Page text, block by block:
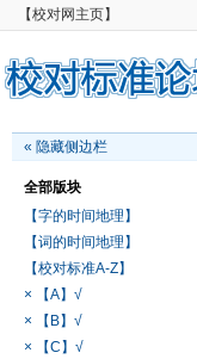
【校对网主页】
« 隐藏侧边栏
全部版块
【字的时间地理】
【词的时间地理】
【校对标准A-Z】
× 【A】√
× 【B】√
× 【C】√